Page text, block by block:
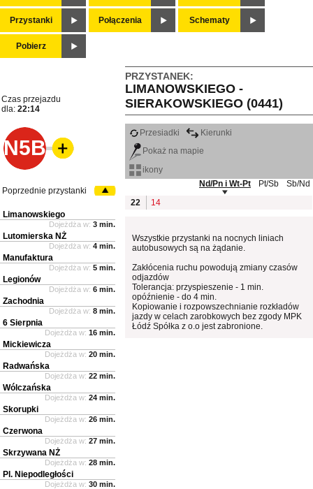
Przystanki Połączenia Schematy
Pobierz
PRZYSTANEK:
LIMANOWSKIEGO -
SIERAKOWSKIEGO (0441)
Czas przejazdu
dla: 22:14
N5B
Przesiadki
Kierunki
Pokaż na mapie
ikony
Nd/Pn i Wt-Pt
Pt/Sb
Sb/Nd
22
14
Wszystkie przystanki na nocnych liniach
autobusowych są na żądanie.
Zakłócenia ruchu powodują zmiany czasów
odjazdów
Tolerancja: przyspieszenie - 1 min.
opóźnienie - do 4 min.
Kopiowanie i rozpowszechnianie rozkładów
jazdy w celach zarobkowych bez zgody MPK
Łódź Spółka z o.o jest zabronione.
Poprzednie przystanki
Limanowskiego
Dojeżdża w: 3 min.
Lutomierska NŻ
Dojeżdża w: 4 min.
Manufaktura
Dojeżdża w: 5 min.
Legionów
Dojeżdża w: 6 min.
Zachodnia
Dojeżdża w: 8 min.
6 Sierpnia
Dojeżdża w: 16 min.
Mickiewicza
Dojeżdża w: 20 min.
Radwańska
Dojeżdża w: 22 min.
Wólczańska
Dojeżdża w: 24 min.
Skorupki
Dojeżdża w: 26 min.
Czerwona
Dojeżdża w: 27 min.
Skrzywana NŻ
Dojeżdża w: 28 min.
Pl. Niepodległości
Dojeżdża w: 30 min.